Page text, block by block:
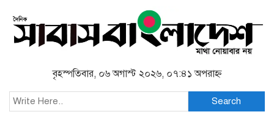
বৃহস্পতিবার, ০৬ অগাস্ট ২০২৬, ০৭:৪১ অপরাহ্ন
Search